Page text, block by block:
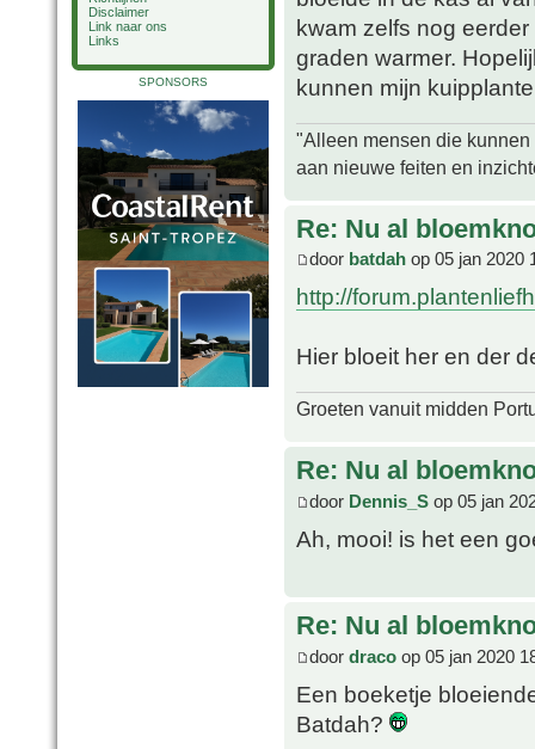
Disclaimer
Link naar ons
Links
SPONSORS
kwam zelfs nog
graden warmer.
kunnen mijn
"Alleen mensen die
aan nieuwe feiten en
Re: Nu al
door batdah op 05 jan 2020
http://
Hier bloeit her en der
Groeten vanuit midden
Re: Nu al
door Dennis_S op 05 jan
Ah, mooi! is het een
Re: Nu al
door draco op 05 jan 2020
Een boeketje
Batdah?